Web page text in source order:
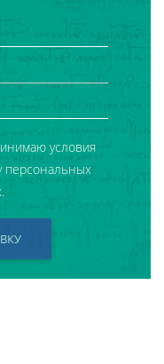
условия
персональных